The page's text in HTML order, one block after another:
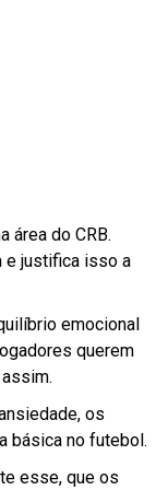
área do CRB.
e justifica isso a
emocional
querem
os
básica no futebol.
esse, que os